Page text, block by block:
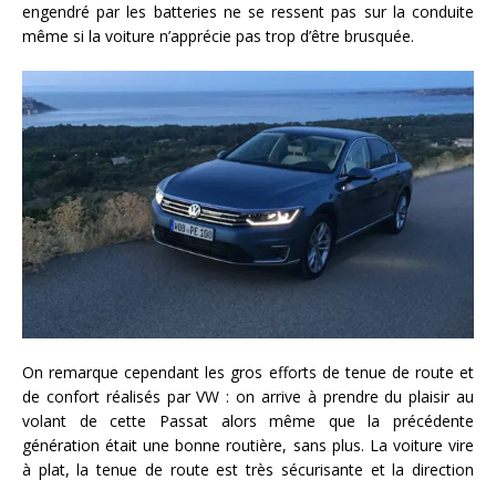
engendré par les batteries ne se ressent pas sur la conduite
même si la voiture n’apprécie pas trop d’être brusquée.
On remarque cependant les gros efforts de tenue de route et
de confort réalisés par VW : on arrive à prendre du plaisir au
volant de cette Passat alors même que la précédente
génération était une bonne routière, sans plus. La voiture vire
à plat, la tenue de route est très sécurisante et la direction